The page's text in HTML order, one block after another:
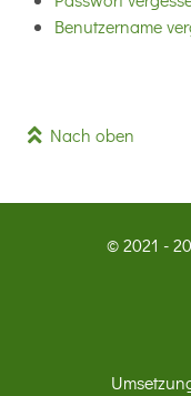
Benutzername
Nach oben
© 2021 -